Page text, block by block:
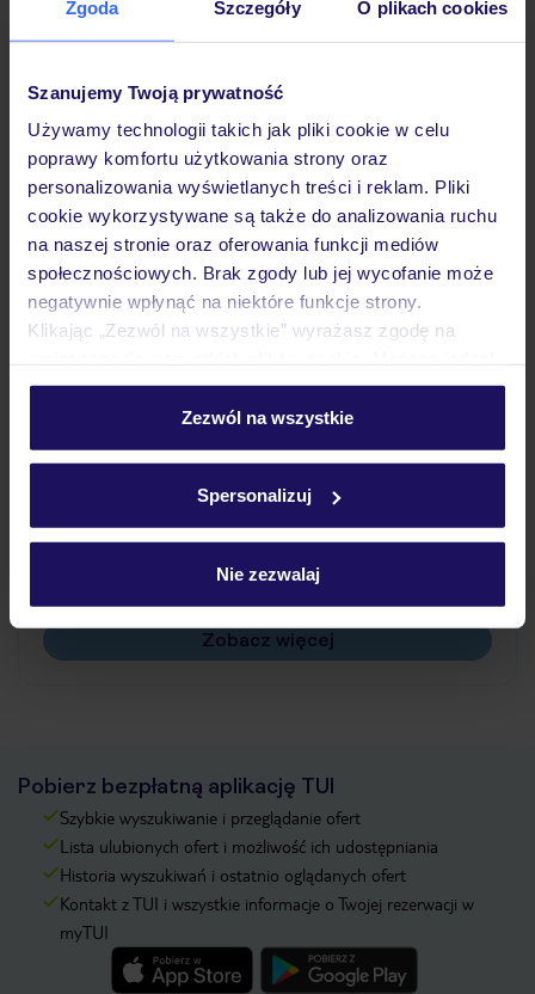
Zgoda Szczegóły O plikach cookies
Szanujemy Twoją prywatność
Używamy technologii takich jak pliki cookie w celu
poprawy komfortu użytkowania strony oraz
personalizowania wyświetlanych treści i reklam. Pliki
cookie wykorzystywane są także do analizowania ruchu
na naszej stronie oraz oferowania funkcji mediów
społecznościowych. Brak zgody lub jej wycofanie może
negatywnie wpłynąć na niektóre funkcje strony.
Klikając „Zezwól na wszystkie” wyrażasz zgodę na
personalizować swój wybór wchodząc w zakładkę
Szczegółowe informacje o plikach cookie znajdziesz
Zezwól na wszystkie
Spersonalizuj
Nie zezwalaj
Hotel
Wyżywienie
Atrakcje
Czy w Hotelu będzie przedstawiciel TUI?
Na jakiej podstawie i gdzie otrzymam karty
Zobacz więcej
Pobierz bezpłatną aplikację TUI
Szybkie wyszukiwanie i przeglądanie ofert
Lista ulubionych ofert i możliwość ich udostępniania
Historia wyszukiwań i ostatnio oglądanych ofert
Kontakt z TUI i wszystkie informacje o Twojej rezerwacji w
myTUI